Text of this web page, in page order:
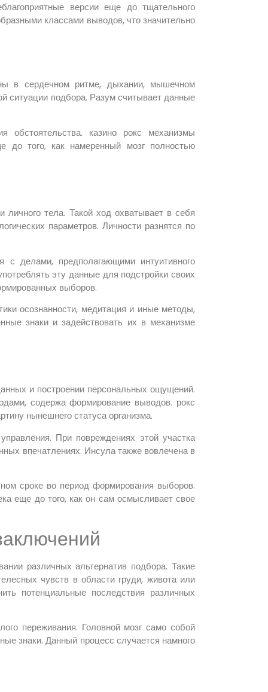
версии еще до тщательного
классами выводов, что значительно
в сердечном ритме, дыхании, мышечном
ситуации подбора. Разум считывает данные
обстоятельства. казино рокс механизмы
до того, как намеренный мозг полностью
личного тела. Такой ход охватывает в себя
параметров. Личности разнятся по
с делами, предполагающими интуитивного
эту данные для подстройки своих
выборов.
осознанности, медитация и иные методы,
знаки и задействовать их в механизме
и построении персональных ощущений.
содержа формирование выводов. рокс
нынешнего статуса организма.
При повреждениях этой участка
впечатлениях. Инсула также вовлечена в
сроке во период формирования выборов.
еще до того, как он сам осмысливает свое
различных альтернатив подбора. Такие
чувств в области груди, живота или
потенциальные последствия различных
переживания. Головной мозг само собой
знаки. Данный процесс случается намного